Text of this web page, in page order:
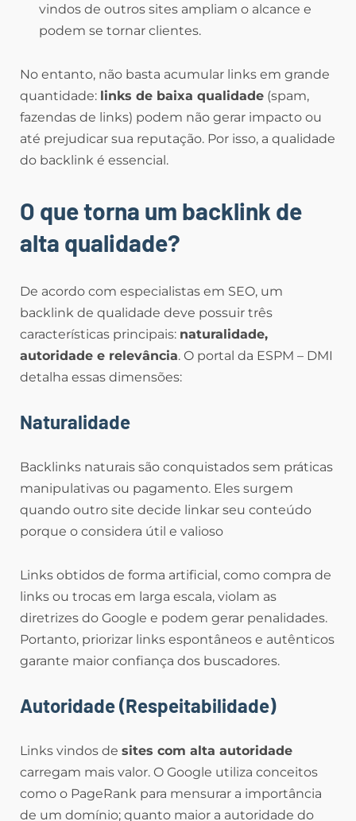
vindos de outros sites ampliam o alcance e
podem se tornar clientes.
No entanto, não basta acumular links em grande
quantidade: links de baixa qualidade (spam,
fazendas de links) podem não gerar impacto ou
até prejudicar sua reputação. Por isso, a qualidade
do backlink é essencial.
O que torna um backlink de
alta qualidade?
De acordo com especialistas em SEO, um
backlink de qualidade deve possuir três
características principais: naturalidade,
autoridade e relevância. O portal da ESPM – DMI
detalha essas dimensões:
Naturalidade
Backlinks naturais são conquistados sem práticas
manipulativas ou pagamento. Eles surgem
quando outro site decide linkar seu conteúdo
porque o considera útil e valioso
Links obtidos de forma artificial, como compra de
links ou trocas em larga escala, violam as
diretrizes do Google e podem gerar penalidades.
Portanto, priorizar links espontâneos e autênticos
garante maior confiança dos buscadores.
Autoridade (Respeitabilidade)
Links vindos de sites com alta autoridade
carregam mais valor. O Google utiliza conceitos
como o PageRank para mensurar a importância
de um domínio; quanto maior a autoridade do